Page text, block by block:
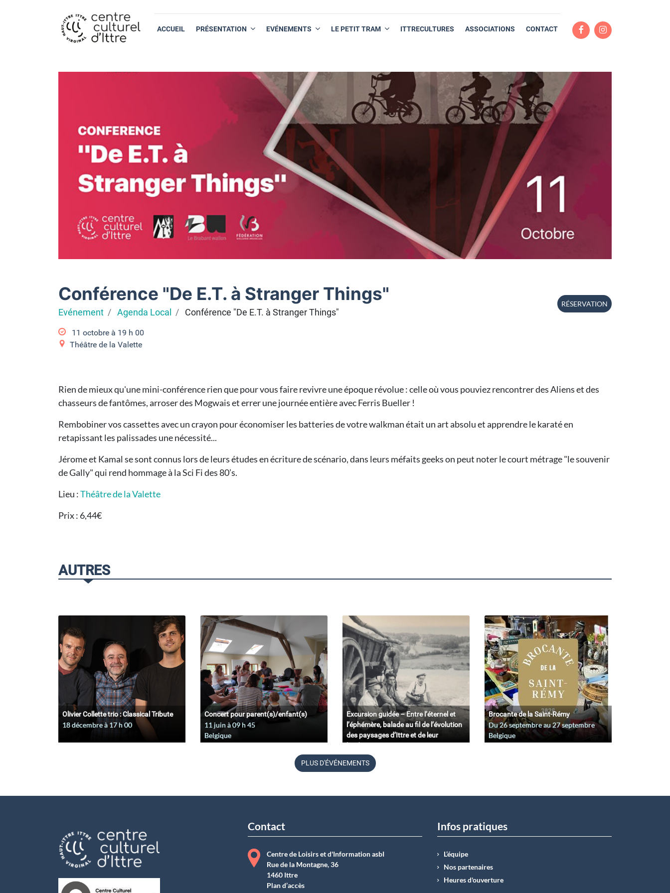
ACCUEIL PRÉSENTATION EVÉNEMENTS LE PETIT TRAM ITTRECULTURES ASSOCIATIONS CONTACT
Conférence "De E.T. à Stranger Things"
Evénement Agenda Local Conférence "De E.T. à Stranger Things"
11 octobre à 19 h 00
Théâtre de la Valette
RÉSERVATION
Rien de mieux qu'une mini-conférence rien que pour vous faire revivre une époque révolue : celle où vous pouviez rencontrer des Aliens et des
chasseurs de fantômes, arroser des Mogwais et errer une journée entière avec Ferris Bueller !
Rembobiner vos cassettes avec un crayon pour économiser les batteries de votre walkman était un art absolu et apprendre le karaté en
retapissant les palissades une nécessité...
Jérome et Kamal se sont connus lors de leurs études en écriture de scénario, dans leurs méfaits geeks on peut noter le court métrage "le souvenir
de Gally" qui rend hommage à la Sci Fi des 80’s.
Lieu :Théâtre de la Valette
Prix : 6,44€
AUTRES
Olivier Collette trio : Classical Tribute
18 décembre à 17 h 00
Concert pour parent(s)/enfant(s)
11 juin à 09 h 45
Belgique
Excursion guidée – Entre l’éternel et
l’éphémère, balade au fil de l’évolution
des paysages d’Ittre et de leur
11 juin à 09
Belgique
Brocante de la Saint-Rémy
Du26 septembreau27 septembre
Belgique
PLUS D'ÉVÉNEMENTS
Contact
Centre de Loisirs et d'Information asbI
Rue de la Montagne, 36
1460 Ittre
Plan d’accès
Infos pratiques
L’équipe
Nos partenaires
Heures d'ouverture